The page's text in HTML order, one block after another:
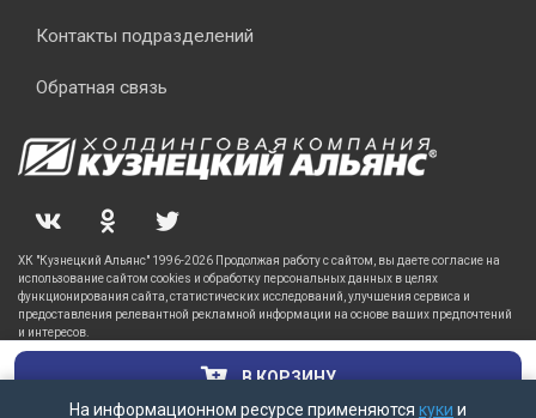
В КОРЗИНУ
На информационном ресурсе применяются куки и
Контакты подразделений
Обратная связь
ХК "Кузнецкий Альянс" 1996-2026 Продолжая работу с сайтом, вы даете согласие на
использование сайтом cookies и обработку персональных данных в целях
функционирования сайта, статистических исследований, улучшения сервиса и
предоставления релевантной рекламной информации на основе ваших предпочтений
и интересов.